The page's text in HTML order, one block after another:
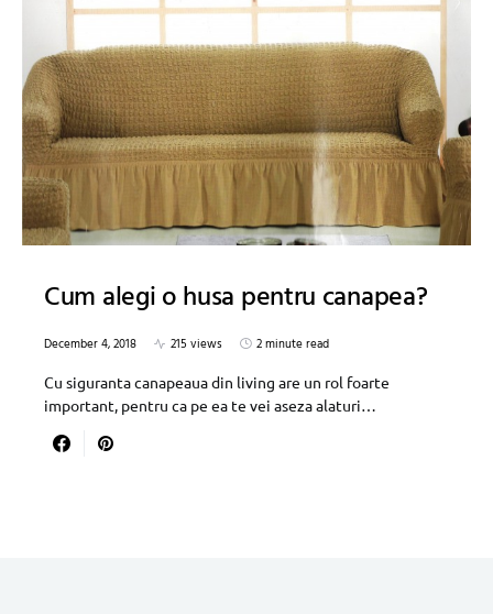
Cum alegi o husa pentru canapea?
December 4, 2018 215 views
2 minute read
Cu siguranta canapeaua din living are un rol foarte
important, pentru ca pe ea te vei aseza alaturi…